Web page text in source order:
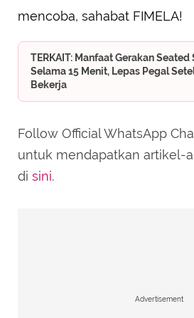
mencoba, sahabat FIMELA!
TERKAIT: Manfaat Gerakan
Selama 15 Menit, Lepas Pegal
Bekerja
Follow Official WhatsApp
untuk mendapatkan artikel-
di sini.
Advertisement